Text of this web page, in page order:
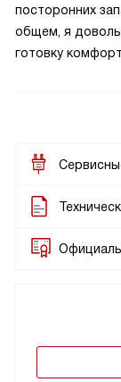
посторонних
общем, я
готовку